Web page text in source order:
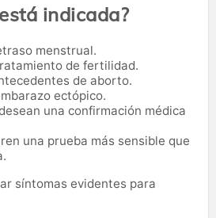
indicada?
menstrual.
de fertilidad.
de aborto.
ectópico.
una confirmación médica
una prueba más sensible que
síntomas evidentes para